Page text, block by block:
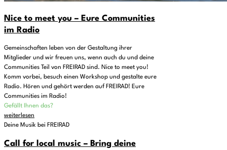
Nice to meet you – Eure Communities
im Radio
Gemeinschaften leben von der Gestaltung ihrer
Mitglieder und wir freuen uns, wenn auch du und deine
Communities Teil von FREIRAD sind. Nice to meet you!
Komm vorbei, besuch einen Workshop und gestalte eure
Radio. Hören und gehört werden auf FREIRAD! Eure
Communities im Radio!
Gefällt Ihnen das?
weiterlesen
Deine Musik bei FREIRAD
Call for local music – Bring deine